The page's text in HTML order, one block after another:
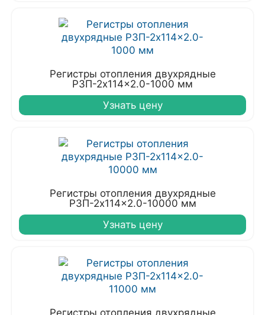
Регистры отопления двухрядные
РЗП-2x114x2.0-1000 мм
Узнать цену
Регистры отопления двухрядные
РЗП-2x114x2.0-10000 мм
Узнать цену
Регистры отопления двухрядные